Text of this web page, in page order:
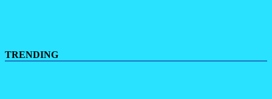
TRENDING